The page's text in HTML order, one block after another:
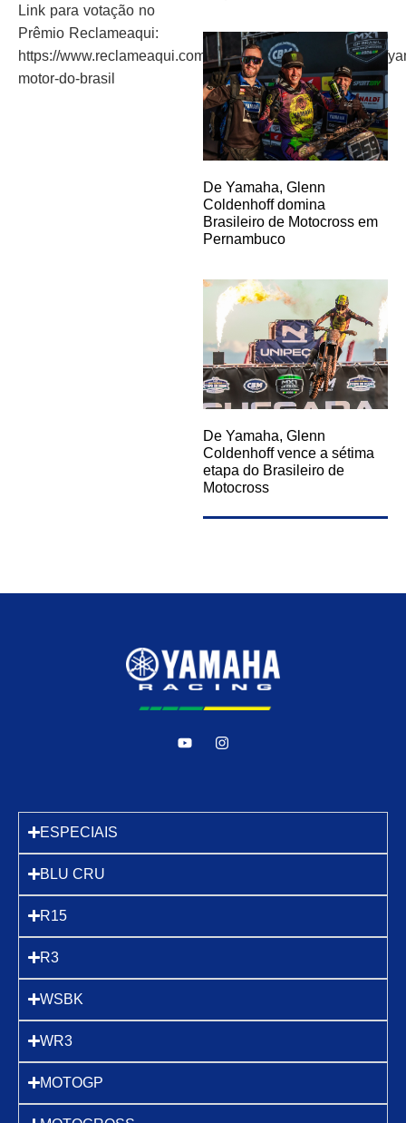
Link para votação no
Prêmio Reclameaqui:
https://www.reclameaqui.com.br/premio/votação/empresa/
motor-do-brasil
De Yamaha, Glenn
Coldenhoff domina
Brasileiro de Motocross em
Pernambuco
De Yamaha, Glenn
Coldenhoff vence a sétima
etapa do Brasileiro de
Motocross
ESPECIAIS
BLU CRU
R15
R3
WSBK
WR3
MOTOGP